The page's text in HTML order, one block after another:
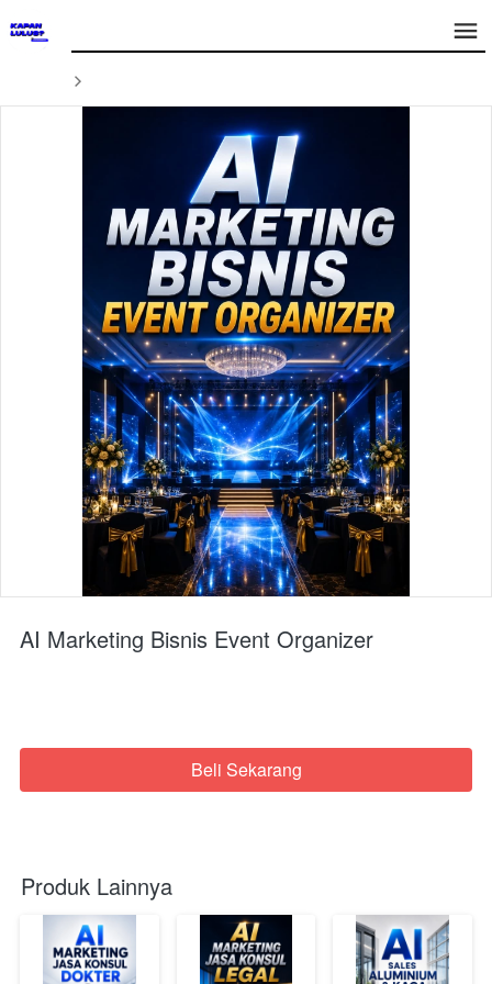
AI Marketing Bisnis Event Organizer
`Beli Sekarang
Produk Lainnya